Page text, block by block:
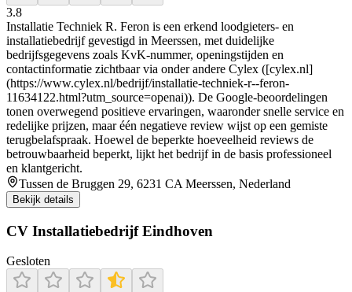
3.8
Installatie Techniek R. Feron is een erkend loodgieters- en
installatiebedrijf gevestigd in Meerssen, met duidelijke
bedrijfsgegevens zoals KvK‑nummer, openingstijden en
contactinformatie zichtbaar via onder andere Cylex ([cylex.nl]
(https://www.cylex.nl/bedrijf/installatie-techniek-r--feron-
11634122.html?utm_source=openai)). De Google‑beoordelingen
tonen overwegend positieve ervaringen, waaronder snelle service en
redelijke prijzen, maar één negatieve review wijst op een gemiste
terugbelafspraak. Hoewel de beperkte hoeveelheid reviews de
betrouwbaarheid beperkt, lijkt het bedrijf in de basis professioneel
en klantgericht.
Tussen de Bruggen 29, 6231 CA Meerssen, Nederland
Bekijk details
CV Installatiebedrijf Eindhoven
Gesloten